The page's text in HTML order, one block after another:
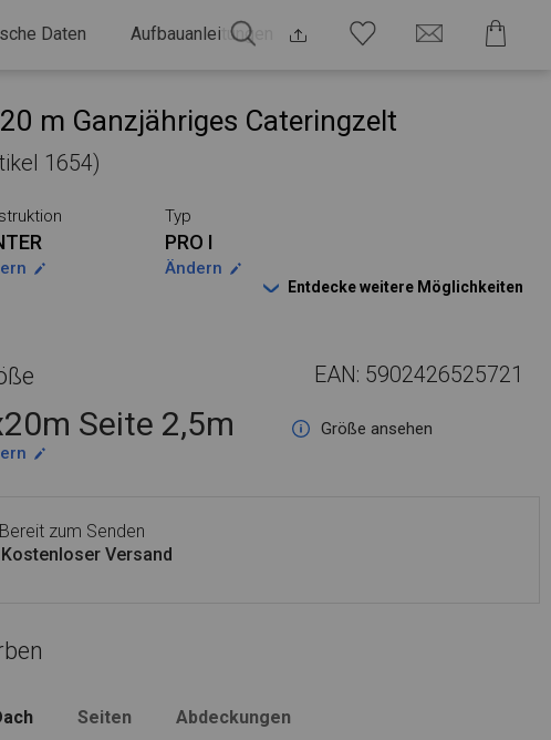
Daten Aufbauanleitungen
m Ganzjähriges Cateringzelt
1654)
Typ
PRO I
Ändern
Entdecke weitere Möglichkeiten
EAN: 5902426525721
Seite 2,5m
Größe ansehen
Bereit zum Senden
Kostenloser Versand
Seiten Abdeckungen